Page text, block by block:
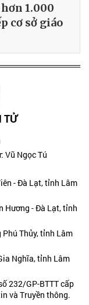
1.000
cơ sở giáo
TỬ
Vũ Ngọc Tú
- Đà Lạt, tỉnh Lâm
Hương - Đà Lạt, tỉnh
Phú Thủy, tỉnh Lâm
Nghĩa, tỉnh Lâm
232/GP-BTTT cấp
và Truyền thông.